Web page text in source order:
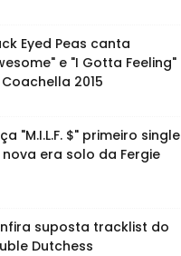
Eyed Peas canta
e "I Gotta Feeling"
2015
"M.I.L.F. $" primeiro single
era solo da Fergie
suposta tracklist do
Dutchess